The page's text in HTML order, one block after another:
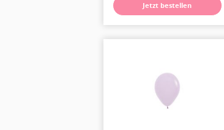
Jetzt bestellen